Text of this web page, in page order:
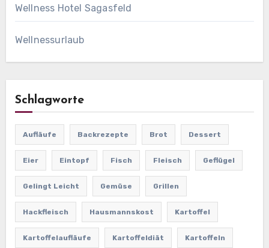
Wellness Hotel Sagasfeld
Wellnessurlaub
Schlagworte
Aufläufe Backrezepte Brot Dessert
Eier Eintopf Fisch Fleisch Geflügel
Gelingt Leicht Gemüse Grillen
Hackfleisch Hausmannskost Kartoffel
Kartoffelaufläufe Kartoffeldiät Kartoffeln